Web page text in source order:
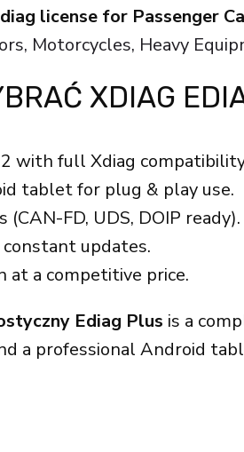
license for Passenger
Motorcycles, Heavy
XDIAG
with full Xdiag
tablet for plug & play use.
FD, UDS, DOIP ready).
updates.
at a competitive price.
Ediag Plus is a
a professional Android